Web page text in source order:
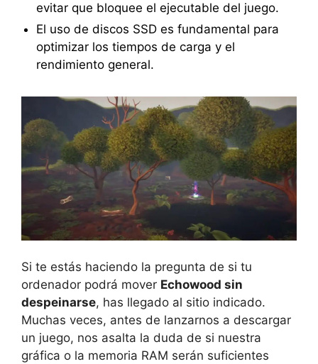
evitar que bloquee el ejecutable del juego.
El uso de discos SSD es fundamental para
optimizar los tiempos de carga y el
rendimiento general.
Si te estás haciendo la pregunta de si tu
ordenador podrá mover Echowood sin
despeinarse, has llegado al sitio indicado.
Muchas veces, antes de lanzarnos a descargar
un juego, nos asalta la duda de si nuestra
gráfica o la memoria RAM serán suficientes